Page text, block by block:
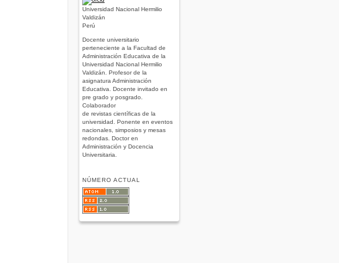
Universidad Nacional Hermilio
Valdizán
Perú
Docente universitario
perteneciente a la Facultad de
Administración Educativa de la
Universidad Nacional Hermilio
Valdizán. Profesor de la
asignatura Administración
Educativa. Docente invitado en
pre grado y posgrado.
Colaborador
de revistas científicas de la
universidad. Ponente en eventos
nacionales, simposios y mesas
redondas. Doctor en
Administración y Docencia
Universitaria.
NÚMERO ACTUAL